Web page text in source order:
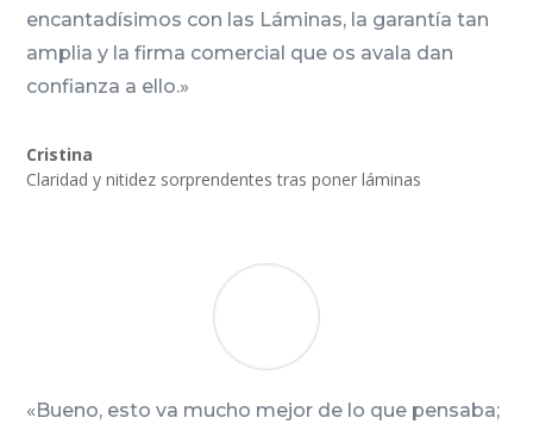
encantadísimos con las Láminas, la garantía tan
amplia y la firma comercial que os avala dan
confianza a ello.»
Cristina
Claridad y nitidez sorprendentes tras poner láminas
«Bueno, esto va mucho mejor de lo que pensaba;